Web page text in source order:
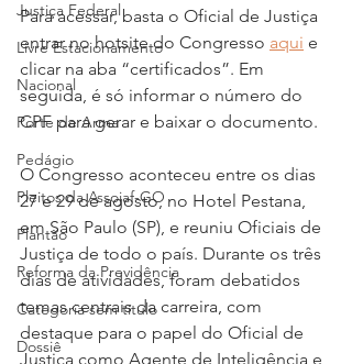
Justiça Federal
Livre Estacionamento
Nacional
Porte de Arma
Pedágio
Pleitos da Assojaf-GO
Plantão
Reforma da Previdência
Categoria sem título
Dossiê
Para acessar, basta o Oficial de Justiça
entrar no hotsite do Congresso aqui e
clicar na aba “certificados”. Em
seguida, é só informar o número do
CPF para gerar e baixar o documento.
O Congresso aconteceu entre os dias
27 e 29 de agosto, no Hotel Pestana,
em São Paulo (SP), e reuniu Oficiais de
Justiça de todo o país. Durante os três
dias de atividades, foram debatidos
temas centrais da carreira, com
destaque para o papel do Oficial de
Justiça como Agente de Inteligência e